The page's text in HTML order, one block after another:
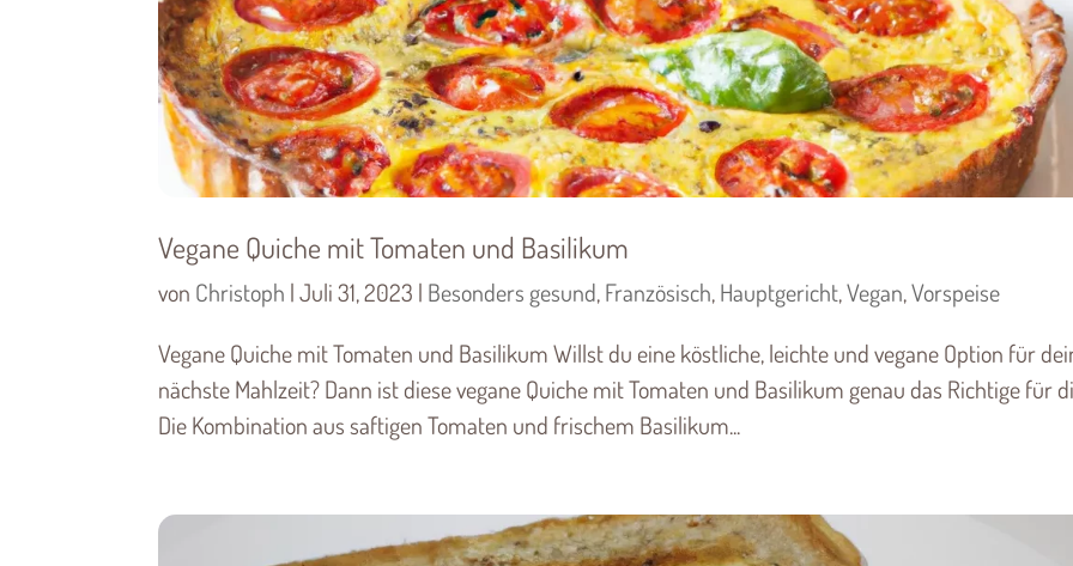
Vegane Quiche mit Tomaten und Basilikum
von Christoph |Juli 31, 2023 | Besonders gesund,Französisch,Hauptgericht,Vegan,Vorspeise
Vegane Quiche mit Tomaten und Basilikum Willst du eine köstliche, leichte und vegane Option für
nächste Mahlzeit? Dann ist diese vegane Quiche mit Tomaten und Basilikum genau das Richtige für
Die Kombination aus saftigen Tomaten und frischem Basilikum...